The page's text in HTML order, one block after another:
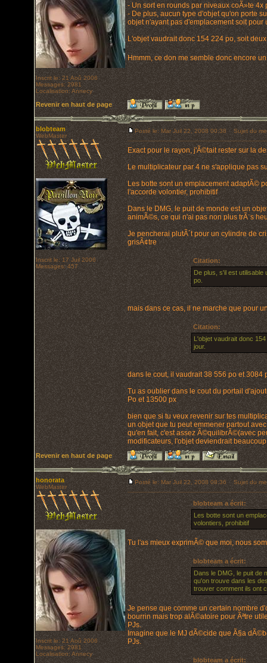
Inscrit le: 21 Aoû 2006
Messages: 2981
Localisation: Annecy
- Un sort en rounds par niveaux coÃ»te 4x
- De plus, aucun type d'objet qu'on porte
objet n'ayant pas d'emplacement soit pour
L'objet vaudrait donc 154 224 po, soit
Hmmm, ce don me semble donc encore
Revenir en haut de page
blobteam
WebMaster
Inscrit le: 17 Juil 2006
Messages: 457
Posté le: Mar Juil 22, 2008 00:38 Sujet du
Exact pour le rayon, j'Ã©tait rester sur la
Le multiplicateur par 4 ne s'applique pas
Les botte sont un emplacement adaptÃ©
l'accorde volontier, prohibitif
Dans le DMG, le puit de monde est un
animÃ©s, ce qui n'ai pas non plus trÃ¨s
Je pencherai plutÃ´t pour un cylindre de
grisÃ¢tre
Citation:
De plus, s'il est
po.
mais dans ce cas, il ne marche que pour
Citation:
L'objet vaudrait donc
jour.
dans le cout, il vaudrait 38 556 po et 3084
Tu as oublier dans le cout du portail
Po et 13500 px
bien que si tu veux revenir sur tes
un objet que tu peut emmener partout
qu'en fait, c'est assez Ã©quilibrÃ©(avec
modificateurs, l'objet deviendrait
Revenir en haut de page
honorata
WebMaster
Inscrit le: 21 Aoû 2006
Messages: 2981
Localisation: Annecy
Posté le: Mar Juil 22, 2008 08:36 Sujet du
blobteam a écrit:
Les botte sont un
volontiers, prohibitif
Tu l'as mieux exprimÃ© que moi, nous
blobteam a écrit:
Dans le DMG, le puit de
qu'on trouve dans les
trouver comment ils ont
Je pense que comme un certain nombre
bourrin mais trop alÃ©atoire pour Ãªtre
PJs.
Imagine que le MJ dÃ©cide que Ã§a
PJs.
blobteam a écrit: